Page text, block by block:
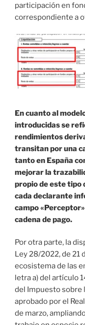
participación en
correspondiente a
En cuanto al
introducidas se
rendimientos
transitan por una
tanto en España
mejorar la
propio de este tipo
cada declarante
campo
cadena de pago.
Por otra parte, la
Ley 28/2022, de 21
ecosistema de las
letra a) del artículo
del Impuesto sobre
aprobado por el
de marzo,